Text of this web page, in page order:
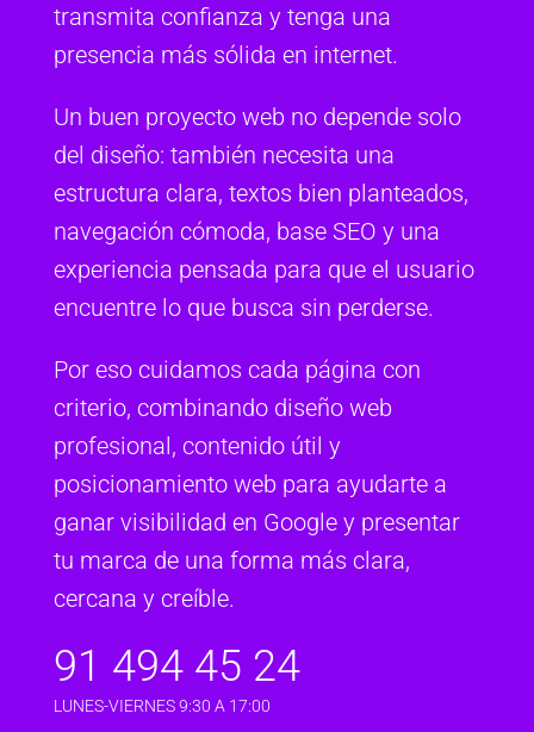
transmita confianza y tenga una
presencia más sólida en internet.
Un buen proyecto web no depende solo
del diseño: también necesita una
estructura clara, textos bien planteados,
navegación cómoda, base SEO y una
experiencia pensada para que el usuario
encuentre lo que busca sin perderse.
Por eso cuidamos cada página con
criterio, combinando diseño web
profesional, contenido útil y
posicionamiento web para ayudarte a
ganar visibilidad en Google y presentar
tu marca de una forma más clara,
cercana y creíble.
91 494 45 24
LUNES-VIERNES 9:30 A 17:00